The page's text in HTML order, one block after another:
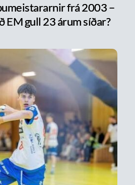
frá 2003 –
EM gull 23 árum síðar?